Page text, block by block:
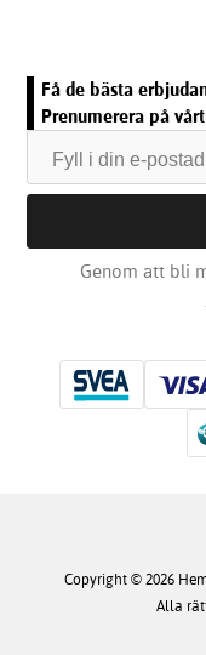
Få de bästa
Prenumerera på
Genom att bli
Copyright © 2026
Alla